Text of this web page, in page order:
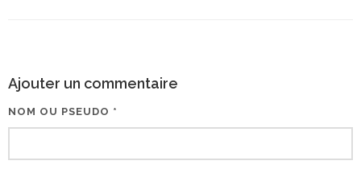
Ajouter un commentaire
NOM OU PSEUDO *